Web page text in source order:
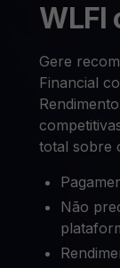
WLFI
Gere
Financial
total sobre
Não